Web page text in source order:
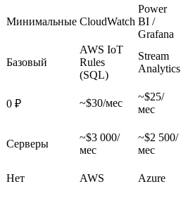
Минимальные CloudWatch
Power
BI /
Grafana
Базовый
AWS IoT
Rules
(SQL)
Stream
Analytics
0 ₽ ~$30/мес
~$25/
мес
Серверы
~$3 000/
мес
~$2 500/
мес
Нет AWS Azure